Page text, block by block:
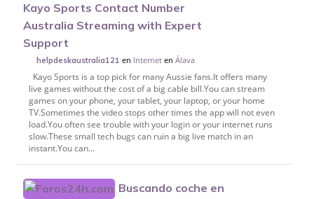
Kayo Sports Contact Number
Australia Streaming with Expert
Support
helpdeskaustralia121 en Internet enÁlava
Kayo Sports is a top pick for many Aussie fans.It offers many
live games without the cost of a big cable bill.You can stream
games on your phone, your tablet, your laptop, or your home
TV.Sometimes the video stops other times the app will not even
load.You often see trouble with your login or your internet runs
slow.These small tech bugs can ruin a big live match in an
instant.You can...
Buscando coche en